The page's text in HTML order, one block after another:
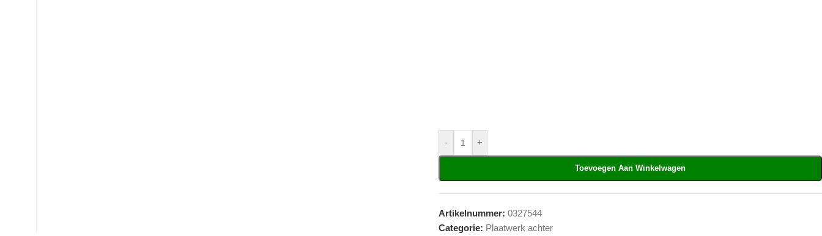
- +
Toevoegen Aan Winkelwagen
Artikelnummer: 0327544
Categorie: Plaatwerk achter